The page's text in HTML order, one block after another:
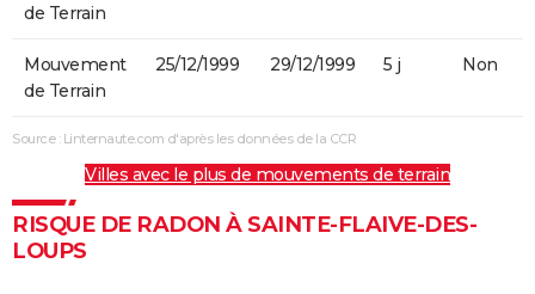
de Terrain
Mouvement
de Terrain
25/12/1999 29/12/1999 5 j Non
Source : Linternaute.com d'après les données de la CCR
Villes avec le plus de mouvements de terrain
RISQUE DE RADON À SAINTE-FLAIVE-DES-
LOUPS